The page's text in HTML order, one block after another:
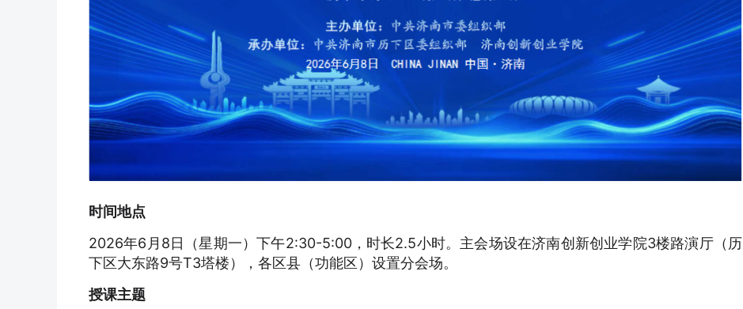
时间地点
2026年6月8日（星期一）下午2:30-5:00，时长2.5小时。主会场设在济南创新创业学院3楼路演厅（历
下区大东路9号T3塔楼），各区县（功能区）设置分会场。
授课主题